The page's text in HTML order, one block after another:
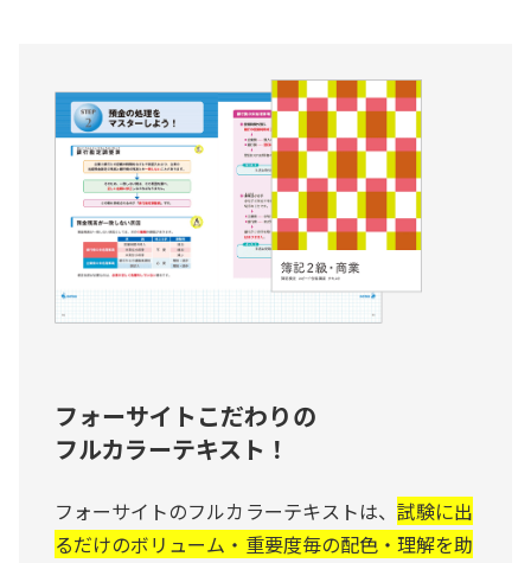
フォーサイトこだわりの
フルカラーテキスト！
フォーサイトのフルカラーテキストは、 試験に出
るだけのボリューム・重要度毎の配色・理解を助